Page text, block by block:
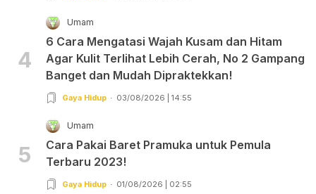
4
Umam
6 Cara Mengatasi Wajah Kusam dan Hitam
Agar Kulit Terlihat Lebih Cerah, No 2 Gampang
Banget dan Mudah Dipraktekkan!
Gaya Hidup 03/08/2026 | 14:55
5
Umam
Cara Pakai Baret Pramuka untuk Pemula
Terbaru 2023!
Gaya Hidup 01/08/2026 | 02:55